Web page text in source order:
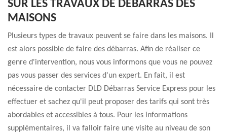
SUR LES TRAVAUX DE DÉBARRAS DES
MAISONS
Plusieurs types de travaux peuvent se faire dans les maisons. Il
est alors possible de faire des débarras. Afin de réaliser ce
genre d'intervention, nous vous informons que vous ne pouvez
pas vous passer des services d'un expert. En fait, il est
nécessaire de contacter DLD Débarras Service Express pour les
effectuer et sachez qu'il peut proposer des tarifs qui sont très
abordables et accessibles à tous. Pour les informations
supplémentaires, il va falloir faire une visite au niveau de son